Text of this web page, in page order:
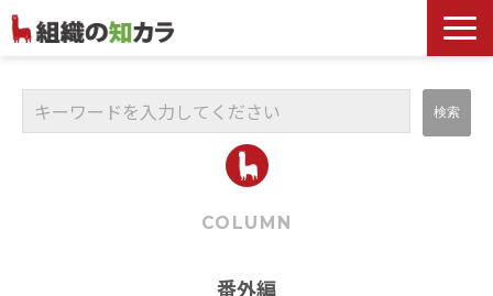
お役立ち記事
記事カテゴリ一覧
お客様事例
COLUMN
番外編